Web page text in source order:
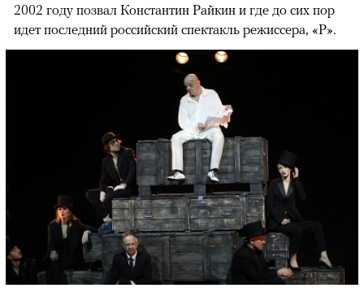
2002 году позвал Константин Райкин и где до сих пор
идет последний российский спектакль режиссера, «Р».